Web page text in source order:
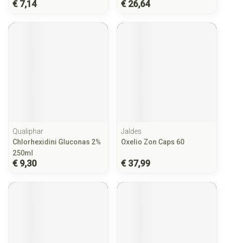
€ 7,14 € 26,64
Qualiphar
Chlorhexidini Gluconas 2%
250ml
€ 9,30
Jaldes
Oxelio Zon Caps 60
€ 37,99